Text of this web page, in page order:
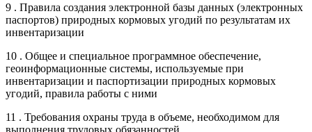
9 . Правила создания электронной базы данных (электронных
паспортов) природных кормовых угодий по результатам их
инвентаризации
10 . Общее и специальное программное обеспечение,
геоинформационные системы, используемые при
инвентаризации и паспортизации природных кормовых
угодий, правила работы с ними
11 . Требования охраны труда в объеме, необходимом для
выполнения трудовых обязанностей